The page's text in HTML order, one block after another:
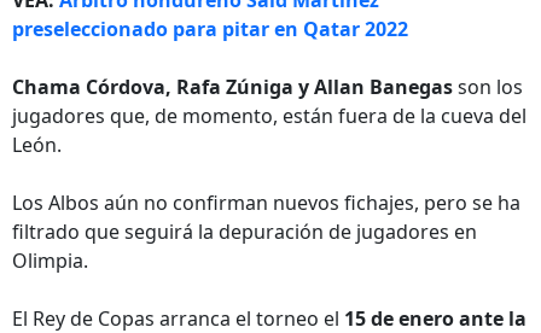
preseleccionado para pitar en Qatar 2022
Chama Córdova, Rafa Zúniga y Allan Banegasson los
jugadores que, de momento, están fuera de la cueva del
León.
Los Albos aún no confirman nuevos fichajes, pero se ha
filtrado que seguirá la depuración de jugadores en
Olimpia.
El Rey de Copas arranca el torneo el 15 de enero ante la